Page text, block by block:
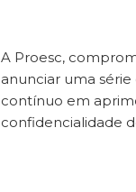
A Proesc,
anunciar uma série
contínuo em
confidencialidade